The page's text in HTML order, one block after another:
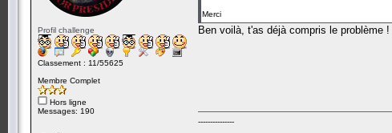
Profil challenge
Classement : 11/55625
Membre Complet
Hors ligne
Messages: 190
Merci
Ben voilà, t'as déjà compris le problème
---------------